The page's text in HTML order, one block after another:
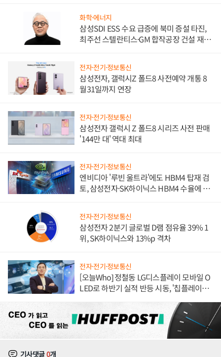
화학·에너지
삼성SDI ESS 수요 급증에 북미 증설 타진,
최주선 스텔란티스·GM 합작공장 건설 재추
전자·전기·정보통신
삼성전자, 갤럭시Z 폴드8 사전예약 개통 8
월31일까지 연장
전자·전기·정보통신
삼성전자 갤럭시 Z 폴드8 시리즈 사전 판매
'144만 대' 역대 최대
전자·전기·정보통신
엔비디아 '루빈 울트라'에도 HBM4 탑재 검
토, 삼성전자·SK하이닉스 HBM4 수율에 주
전자·전기·정보통신
삼성전자 2분기 글로벌 D램 점유율 39% 1
위, SK하이닉스와 13%p 격차
전자·전기·정보통신
[오늘Who] 정철동 LG디스플레이 모바일 O
LED로 하반기 실적 반등 시동, '칩플레이
기사댓글0개